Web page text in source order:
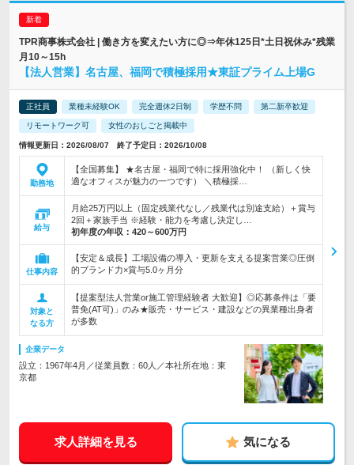
TPR商事株式会社 | 働き方を変えたい方に◎⇒年休125日*土日祝休み*残業
月10～15h
【法人営業】名古屋、福岡で積極採用★東証プライム上場G
正社員 業種未経験OK 完全週休2日制 学歴不問 第二新卒歓迎
リモートワーク可 女性のおしごと掲載中
情報更新日：2026/08/07 終了予定日：2026/10/08
勤務地
【全国募集】 ★名古屋・福岡で特に採用強化中！ （新しく快
適なオフィスが魅力の一つです） ＼積極採…
給与
月給25万円以上（固定残業代なし／残業代は別途支給）＋賞与
2回＋家族手当 ※経験・能力を考慮し決定し…
初年度の年収： 420～600万円
仕事内容
【安定＆成長】工場設備の導入・更新を支える提案営業◎圧倒
的ブランド力×賞与5.0ヶ月分
対象と
なる方
【提案型法人営業or施工管理経験者 大歓迎】◎応募条件は「要
普免(AT可)」のみ★販売・サービス・建設などの異業種出身者
が多数
企業データ
設立：1967年4月／従業員数：60人／本社所在地：東
京都
求人詳細を見る 気になる